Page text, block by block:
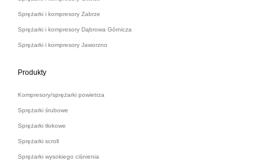
Sprężarki i kompresory Zabrze
Sprężarki i kompresory Dąbrowa Górnicza
Sprężarki i kompresory Jaworzno
Produkty
Kompresory/sprężarki powietrza
Sprężarki śrubowe
Sprężarki tłokowe
Sprężarki scroll
Sprężarki wysokiego ciśnienia